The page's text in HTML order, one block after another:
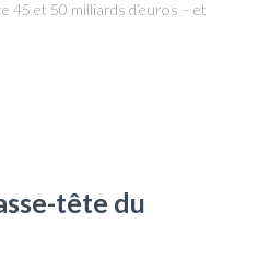
45 et 50 milliards d’euros – et
tête du